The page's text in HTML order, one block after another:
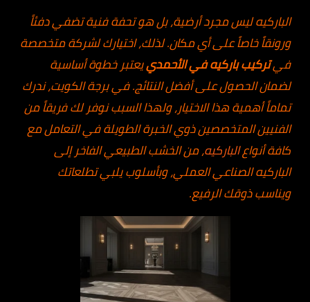
الباركيه ليس مجرد أرضية، بل هو تحفة فنية تضفي دفئاً
ورونقاً خاصاً على أي مكان. لذلك، اختيارك لشركة متخصصة
فيتركيب باركيه في الأحمدييعتبر خطوة أساسية
لضمان الحصول على أفضل النتائج. في برجة الكويت، ندرك
تماماً أهمية هذا الاختيار، ولهذا السبب نوفر لك فريقاً من
الفنيين المتخصصين ذوي الخبرة الطويلة في التعامل مع
كافة أنواعالباركيه، من الخشب الطبيعي الفاخر إلى
الباركيه الصناعي العملي، وبأسلوب يلبي تطلعاتك
ويناسب ذوقك الرفيع.